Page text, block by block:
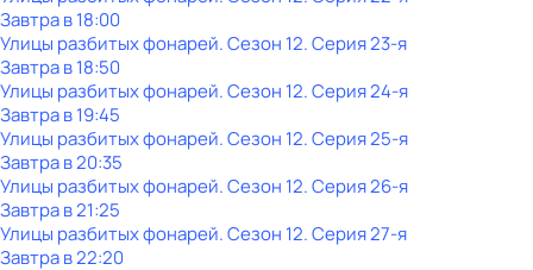
Завтра в 18:00
Улицы разбитых фонарей. Сезон 12. Серия 23-я
Завтра в 18:50
Улицы разбитых фонарей. Сезон 12. Серия 24-я
Завтра в 19:45
Улицы разбитых фонарей. Сезон 12. Серия 25-я
Завтра в 20:35
Улицы разбитых фонарей. Сезон 12. Серия 26-я
Завтра в 21:25
Улицы разбитых фонарей. Сезон 12. Серия 27-я
Завтра в 22:20